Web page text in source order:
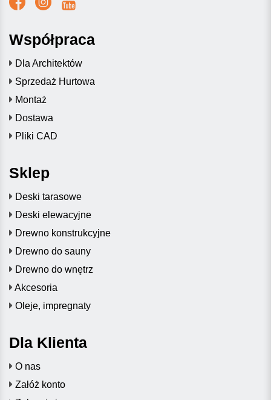
Współpraca
Dla Architektów
Sprzedaż Hurtowa
Montaż
Dostawa
Pliki CAD
Sklep
Deski tarasowe
Deski elewacyjne
Drewno konstrukcyjne
Drewno do sauny
Drewno do wnętrz
Akcesoria
Oleje, impregnaty
Dla Klienta
O nas
Załóż konto